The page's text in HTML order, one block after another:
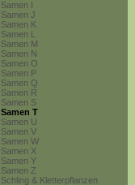
Samen I
Samen J
Samen K
Samen L
Samen M
Samen N
Samen O
Samen P
Samen Q
Samen R
Samen S
Samen T
Samen U
Samen V
Samen W
Samen X
Samen Y
Samen Z
Schling & Kletterpflanzen